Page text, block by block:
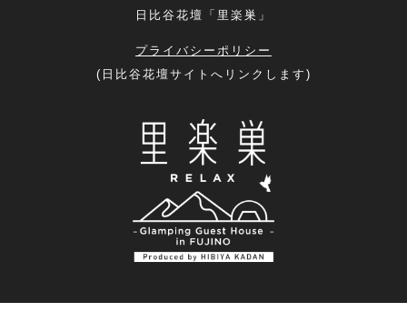
日比谷花壇「里楽巣」
プライバシーポリシー
(日比谷花壇サイトへリンクします)